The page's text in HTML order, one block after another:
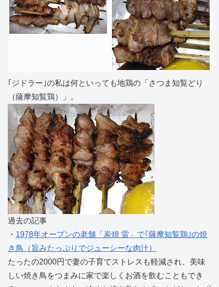
｢ジドラー｣の私は何といっても地鶏の「さつま知覧どり
（薩摩知覧鶏）」。
過去の記事
・ 1978年オープンの老舗「炭焼 雷」で｢薩摩知覧鶏｣の焼
き鳥（旨みたっぷりでジューシーな肉汁）
たったの2000円で妻の子育てストレスも軽減され、美味
しい焼き鳥をつまみに家で楽しくお酒を飲むこともでき